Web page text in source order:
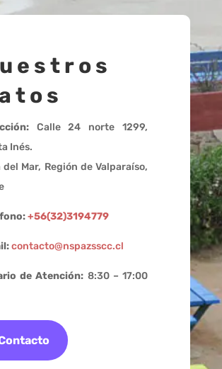
Calle 24 norte 1299,
Inés.
del Mar, Región de Valparaíso,
+56(32)3194779
contacto@nspazsscc.cl
de Atención: 8:30 – 17:00